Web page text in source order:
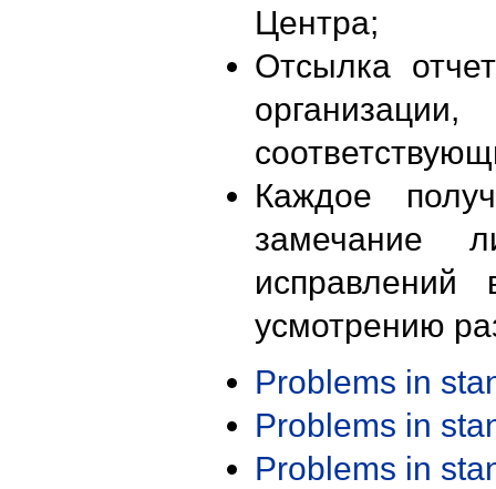
Центра;
Отсылка
Каждое
замечание
исправлений
усмотрению
Problems in
Problems in
Problems in